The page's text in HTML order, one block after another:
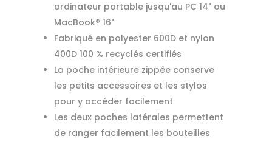
ordinateur portable jusqu'au PC 14" ou
MacBook® 16"
Fabriqué en polyester 600D et nylon
400D 100 % recyclés certifiés
La poche intérieure zippée conserve
les petits accessoires et les stylos
pour y accéder facilement
Les deux poches latérales permettent
de ranger facilement les bouteilles